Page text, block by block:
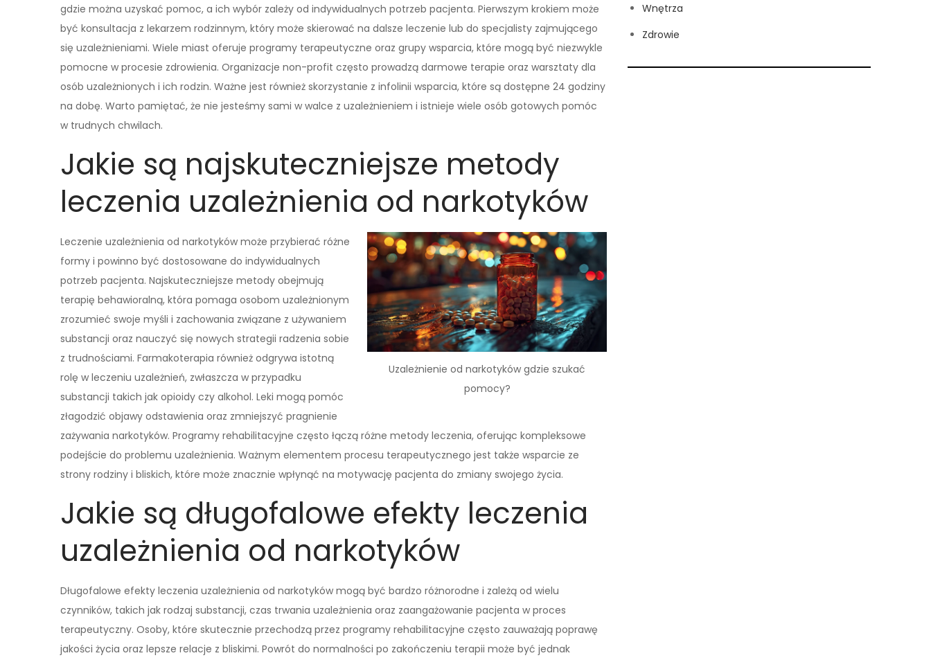
gdzie można uzyskać pomoc, a ich wybór zależy od indywidualnych potrzeb pacjenta. Pierwszym krokiem może
być konsultacja z lekarzem rodzinnym, który może skierować na dalsze leczenie lub do specjalisty zajmującego
się uzależnieniami. Wiele miast oferuje programy terapeutyczne oraz grupy wsparcia, które mogą być niezwykle
pomocne w procesie zdrowienia. Organizacje non-profit często prowadzą darmowe terapie oraz warsztaty dla
osób uzależnionych i ich rodzin. Ważne jest również skorzystanie z infolinii wsparcia, które są dostępne 24 godziny
na dobę. Warto pamiętać, że nie jesteśmy sami w walce z uzależnieniem i istnieje wiele osób gotowych pomóc
w trudnych chwilach.
Jakie są najskuteczniejsze metody
leczenia uzależnienia od narkotyków
Uzależnienie od narkotyków gdzie szukać
pomocy?
Leczenie uzależnienia od narkotyków może przybierać różne
formy i powinno być dostosowane do indywidualnych
potrzeb pacjenta. Najskuteczniejsze metody obejmują
terapię behawioralną, która pomaga osobom uzależnionym
zrozumieć swoje myśli i zachowania związane z używaniem
substancji oraz nauczyć się nowych strategii radzenia sobie
z trudnościami. Farmakoterapia również odgrywa istotną
rolę w leczeniu uzależnień, zwłaszcza w przypadku
substancji takich jak opioidy czy alkohol. Leki mogą pomóc
złagodzić objawy odstawienia oraz zmniejszyć pragnienie
zażywania narkotyków. Programy rehabilitacyjne często łączą różne metody leczenia, oferując kompleksowe
podejście do problemu uzależnienia. Ważnym elementem procesu terapeutycznego jest także wsparcie ze
strony rodziny i bliskich, które może znacznie wpłynąć na motywację pacjenta do zmiany swojego życia.
Jakie są długofalowe efekty leczenia
uzależnienia od narkotyków
Długofalowe efekty leczenia uzależnienia od narkotyków mogą być bardzo różnorodne i zależą od wielu
czynników, takich jak rodzaj substancji, czas trwania uzależnienia oraz zaangażowanie pacjenta w proces
terapeutyczny. Osoby, które skutecznie przechodzą przez programy rehabilitacyjne często zauważają poprawę
jakości życia oraz lepsze relacje z bliskimi. Powrót do normalności po zakończeniu terapii może być jednak
Wnętrza
Zdrowie